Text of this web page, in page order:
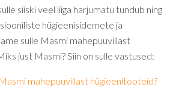
siiski veel liiga harjumatu tundub ning
hügieenisidemete ja
sulle Masmi mahepuuvillast
just Masmi? Siin on sulle vastused:
mahepuuvillast hügieenitooteid?